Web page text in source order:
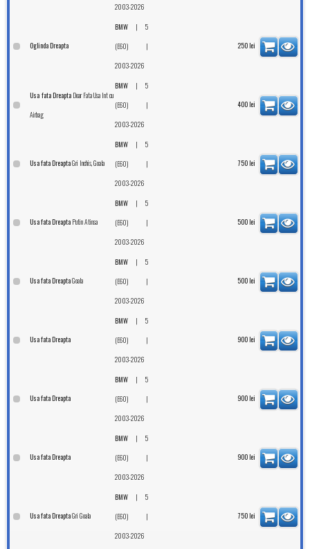
2003-2026
Oglinda Dreapta
BMW |5
(E60) |
2003-2026
250 lei
Usa fata DreaptaDoar Fata Usa Int cu
Airbag
BMW |5
(E60) |
2003-2026
400 lei
Usa fata DreaptaGri Inchis, Goala
BMW |5
(E60) |
2003-2026
750 lei
Usa fata Dreapta Putin Atinsa
BMW |5
(E60) |
2003-2026
500 lei
Usa fata DreaptaGoala
BMW |5
(E60) |
2003-2026
500 lei
Usa fata Dreapta
BMW |5
(E60) |
2003-2026
900 lei
Usa fata Dreapta
BMW |5
(E60) |
2003-2026
900 lei
Usa fata Dreapta
BMW |5
(E60) |
2003-2026
900 lei
Usa fata DreaptaGri Goala
BMW |5
(E60) |
2003-2026
750 lei